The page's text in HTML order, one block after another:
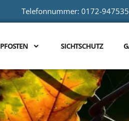
Telefonnummer: 0172-
PFOSTEN SICHTSCHUTZ